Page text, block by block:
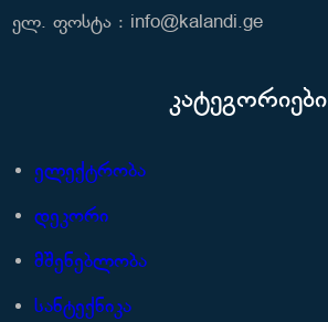
ელ. ფოსტა : info@kalandi.ge
კატეგორიები
ელექტრობა
დეკორი
მშენებლობა
სანტექნიკა